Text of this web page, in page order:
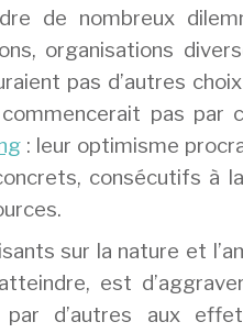
de nombreux
organisations
pas d’autres
pas
: leur optimisme
consécutifs à
sur la nature et
est
d’autres aux